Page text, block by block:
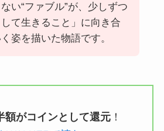
い“ファブル”が、少しずつ
して生きること」に向き合
姿を描いた物語です。
額がコインとして還元 ！